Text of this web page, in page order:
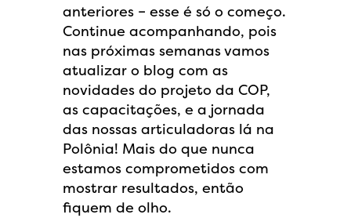
anteriores – esse é só o começo.
Continue acompanhando, pois
nas próximas semanas vamos
atualizar o blog com as
novidades do projeto da COP,
as capacitações, e a jornada
das nossas articuladoras lá na
Polônia! Mais do que nunca
estamos comprometidos com
mostrar resultados, então
fiquem de olho.